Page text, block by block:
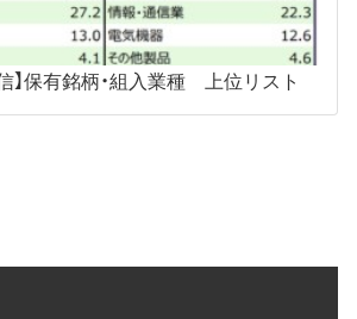
】保有銘柄・組入業種 上位リスト